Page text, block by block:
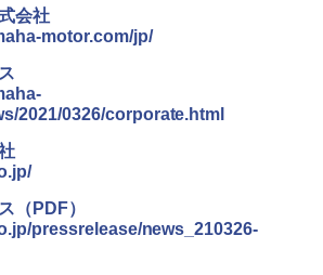
会社
motor.com/jp/
2021/0326/corporate.html
（PDF）
pressrelease/news_210326-